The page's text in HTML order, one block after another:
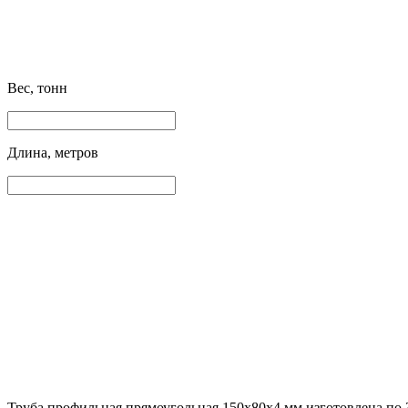
Вес, тонн
Длина, метров